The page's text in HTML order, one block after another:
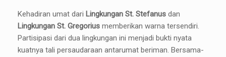
Kehadiran umat dari Lingkungan St. Stefanus dan
Lingkungan St. Gregorius memberikan warna tersendiri.
Partisipasi dari dua lingkungan ini menjadi bukti nyata
kuatnya tali persaudaraan antarumat beriman. Bersama-